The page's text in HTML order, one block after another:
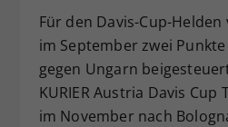
Für den Davis-Cup-
im September zwei
gegen Ungarn
KURIER Austria Davis Cup
im November nach